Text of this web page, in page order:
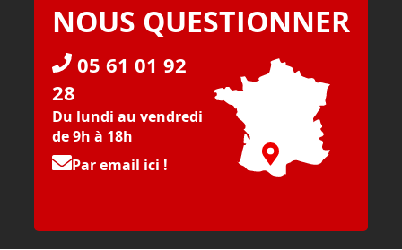
NOUS QUESTIONNER
05 61 01 92
28
Du lundi au vendredi
de 9h à 18h
Par email ici !